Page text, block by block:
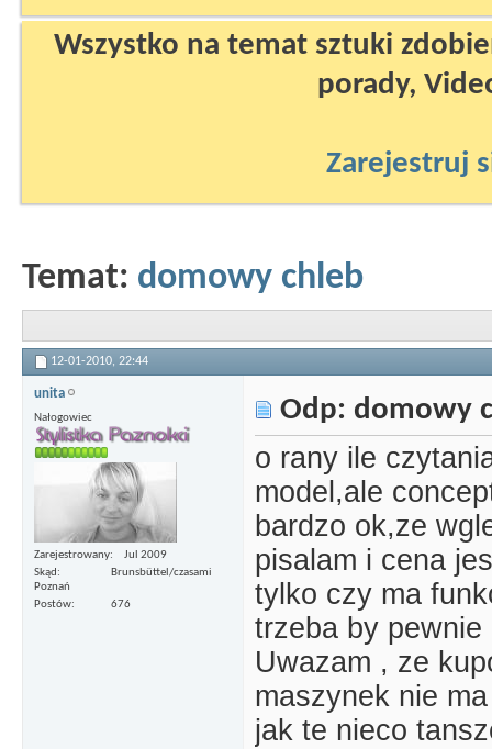
Wszystko na temat sztuki
porady,
Zarejestruj
Temat: domowy chleb
12-01-2010, 22:44
unita
Nałogowiec
Zarejestrowany
Jul 2009
Skąd
Brunsbüttel/czasami
Poznań
Postów
676
Odp: domowy
o rany ile
model,ale
bardzo ok,ze
pisalam i cena
tylko czy ma
trzeba by
Uwazam , ze
maszynek nie
jak te nieco